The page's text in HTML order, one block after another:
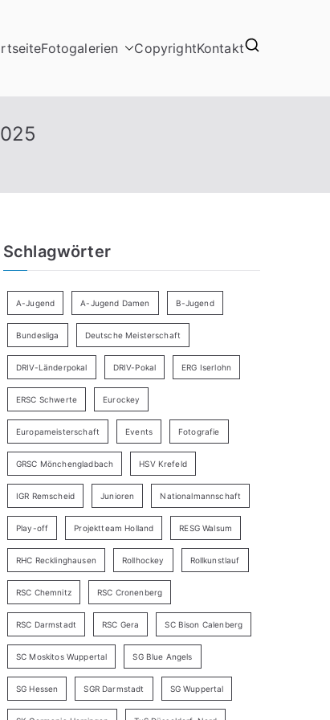
Fotogalerien CopyrightKontakt
Schlagwörter
A-Jugend A-Jugend Damen B-Jugend
Bundesliga Deutsche Meisterschaft
DRIV-Länderpokal DRIV-Pokal ERG Iserlohn
ERSC Schwerte Eurockey
Europameisterschaft Events Fotografie
GRSC Mönchengladbach HSV Krefeld
IGR Remscheid Junioren Nationalmannschaft
Play-off Projektteam Holland RESG Walsum
RHC Recklinghausen Rollhockey Rollkunstlauf
RSC Chemnitz RSC Cronenberg
RSC Darmstadt RSC Gera SC Bison Calenberg
SC Moskitos Wuppertal SG Blue Angels
SG Hessen SGR Darmstadt SG Wuppertal